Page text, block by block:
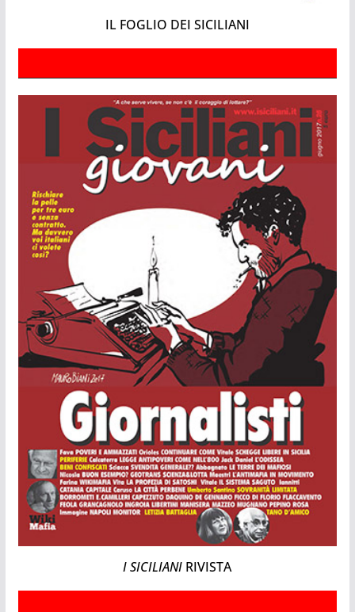
IL FOGLIO DEI SICILIANI
I SICILIANI RIVISTA